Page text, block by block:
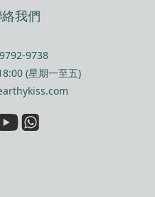
我們
9738
(星期一至五)